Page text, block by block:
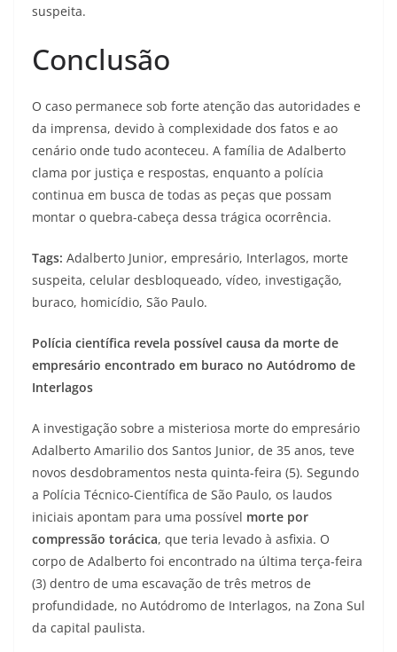
suspeita.
Conclusão
O caso permanece sob forte atenção das autoridades e
da imprensa, devido à complexidade dos fatos e ao
cenário onde tudo aconteceu. A família de Adalberto
clama por justiça e respostas, enquanto a polícia
continua em busca de todas as peças que possam
montar o quebra-cabeça dessa trágica ocorrência.
Tags: Adalberto Junior, empresário, Interlagos, morte
suspeita, celular desbloqueado, vídeo, investigação,
buraco, homicídio, São Paulo.
Polícia científica revela possível causa da morte de
empresário encontrado em buraco no Autódromo de
Interlagos
A investigação sobre a misteriosa morte do empresário
Adalberto Amarilio dos Santos Junior, de 35 anos, teve
novos desdobramentos nesta quinta-feira (5). Segundo
a Polícia Técnico-Científica de São Paulo, os laudos
iniciais apontam para uma possível morte por
compressão torácica, que teria levado à asfixia. O
corpo de Adalberto foi encontrado na última terça-feira
(3) dentro de uma escavação de três metros de
profundidade, no Autódromo de Interlagos, na Zona Sul
da capital paulista.